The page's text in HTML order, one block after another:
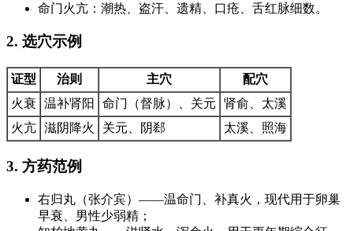
命门火亢：潮热、盗汗、遗精、口疮、舌红脉细数。
2. 选穴示例
证型 治则 主穴
配穴
火衰
温补肾阳 命门（督脉）、关元
肾俞、太溪
火亢 滋阴降火 关元、阴郄 太溪、照海
3. 方药范例
右归丸（张介宾）——温命门、补真火，现代用于卵巢
早衰、男性少弱精；